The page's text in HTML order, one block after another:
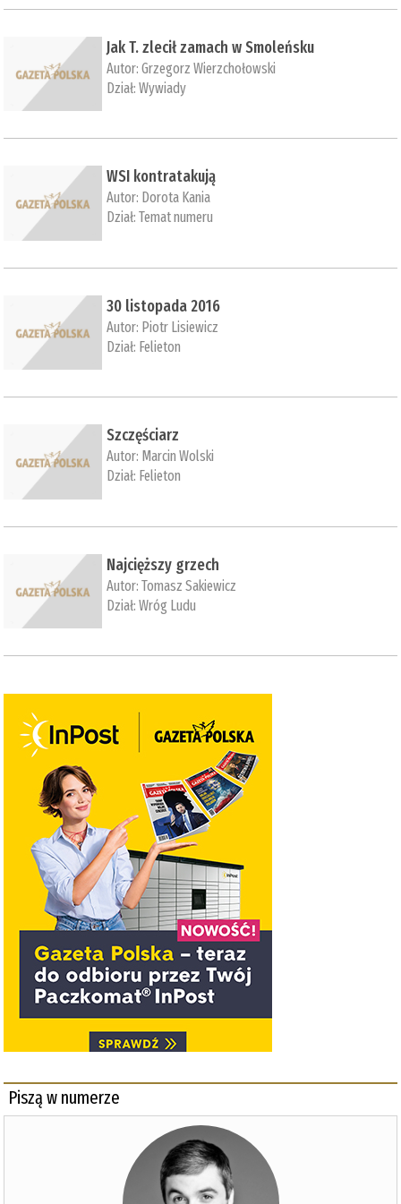
Jak T. zlecił zamach w Smoleńsku
Autor:Grzegorz Wierzchołowski
Dział:Wywiady
WSI kontratakują
Autor: Dorota Kania
Dział:Temat numeru
30 listopada 2016
Autor: Piotr Lisiewicz
Dział: Felieton
Szczęściarz
Autor: Marcin Wolski
Dział: Felieton
Najcięższy grzech
Autor:Tomasz Sakiewicz
Dział:Wróg Ludu
Piszą w numerze